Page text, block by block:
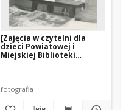
[Zajęcia w czytelni dla
dzieci Powiatowej i
Miejskiej Biblioteki
fotografia